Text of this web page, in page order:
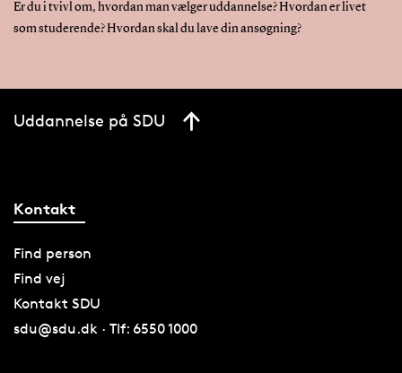
Er du i tvivl om, hvordan man vælger uddannelse? Hvordan er livet
som studerende? Hvordan skal du lave din ansøgning?
Uddannelse på SDU
Kontakt
Find person
Find vej
Kontakt SDU
sdu@sdu.dk · Tlf: 6550 1000